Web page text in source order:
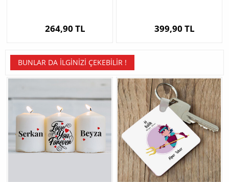
264,90 TL 399,90 TL
BUNLAR DA İLGINIZI ÇEKEBILIR !